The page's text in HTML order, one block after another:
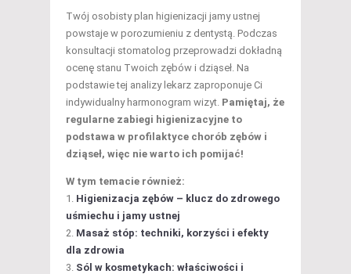
Twój osobisty plan higienizacji jamy ustnej
powstaje w porozumieniu z dentystą. Podczas
konsultacji stomatolog przeprowadzi dokładną
ocenę stanu Twoich zębów i dziąseł. Na
podstawie tej analizy lekarz zaproponuje Ci
indywidualny harmonogram wizyt. Pamiętaj, że
regularne zabiegi higienizacyjne to
podstawa w profilaktyce chorób zębów i
dziąseł, więc nie warto ich pomijać!
W tym temacie również:
Higienizacja zębów – klucz do zdrowego
uśmiechu i jamy ustnej
Masaż stóp: techniki, korzyści i efekty
dla zdrowia
Sól w kosmetykach: właściwości i